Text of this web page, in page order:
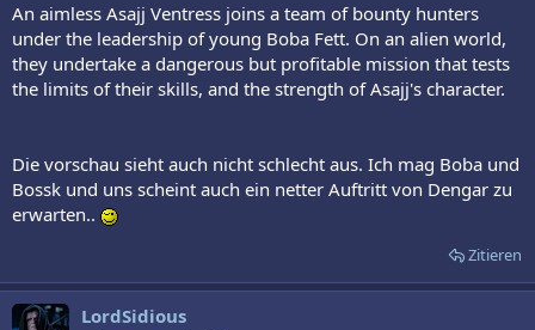
An aimless Asajj Ventress joins a team of bounty hunters
under the leadership of young Boba Fett. On an alien world,
they undertake a dangerous but profitable mission that tests
the limits of their skills, and the strength of Asajj's character.
Die vorschau sieht auch nicht schlecht aus. Ich mag Boba und
Bossk und uns scheint auch ein netter Auftritt von Dengar zu
erwarten..
Zitieren
LordSidious